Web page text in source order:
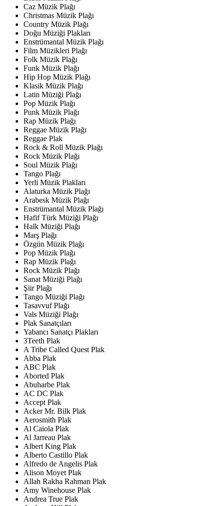
Caz Müzik Plağı
Christmas Müzik Plağı
Country Müzik Plağı
Doğu Müziği Plakları
Enstrümantal Müzik Plağı
Film Müzikleri Plağı
Folk Müzik Plağı
Funk Müzik Plağı
Hip Hop Müzik Plağı
Klasik Müzik Plağı
Latin Müziği Plağı
Pop Müzik Plağı
Punk Müzik Plağı
Rap Müzik Plağı
Reggae Müzik Plağı
Reggae Plak
Rock & Roll Müzik Plağı
Rock Müzik Plağı
Soul Müzik Plağı
Tango Plağı
Yerli Müzik Plakları
Alaturka Müzik Plağı
Arabesk Müzik Plağı
Enstrümantal Müzik Plağı
Hafif Türk Müziği Plağı
Halk Müziği Plağı
Marş Plağı
Özgün Müzik Plağı
Pop Müzik Plağı
Rap Müzik Plağı
Rock Müzik Plağı
Sanat Müziği Plağı
Şiir Plağı
Tango Müziği Plağı
Tasavvuf Plağı
Vals Müziği Plağı
Plak Sanatçıları
Yabancı Sanatçı Plakları
3Teeth Plak
A Tribe Called Quest Plak
Abba Plak
ABC Plak
Aborted Plak
Abuharbe Plak
AC DC Plak
Accept Plak
Acker Mr. Bilk Plak
Aerosmith Plak
Al Caiola Plak
Al Jarreau Plak
Albert King Plak
Alberto Castillo Plak
Alfredo de Angelis Plak
Alison Moyet Plak
Allah Rakha Rahman Plak
Amy Winehouse Plak
Andrea True Plak